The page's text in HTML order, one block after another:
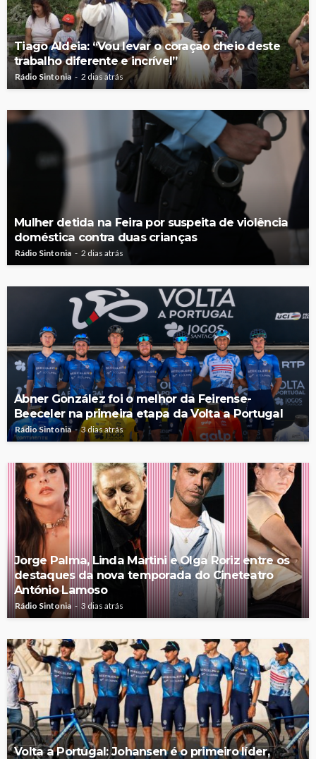
Tiago Aldeia: “Vou levar o coração cheio deste
trabalho diferente e incrível”
Rádio Sintonia 2 dias atrás
Mulher detida na Feira por suspeita de violência
doméstica contra duas crianças
Rádio Sintonia 2 dias atrás
Abner González foi o melhor da Feirense-
Beeceler na primeira etapa da Volta a Portugal
Rádio Sintonia 3 dias atrás
Jorge Palma, Linda Martini e Olga Roriz entre os
destaques da nova temporada do Cineteatro
António Lamoso
Rádio Sintonia 3 dias atrás
Volta a Portugal: Johansen é o primeiro líder,